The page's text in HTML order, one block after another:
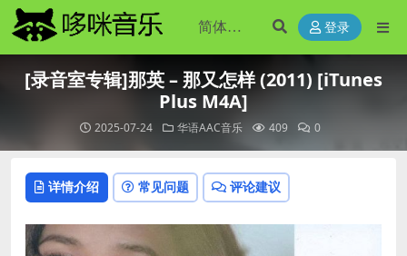
登录
[录音室专辑]那英 – 那又怎样 (2011) [iTunes
Plus M4A]
2025-07-24 华语AAC音乐 409 0
详情介绍 常见问题 评论建议